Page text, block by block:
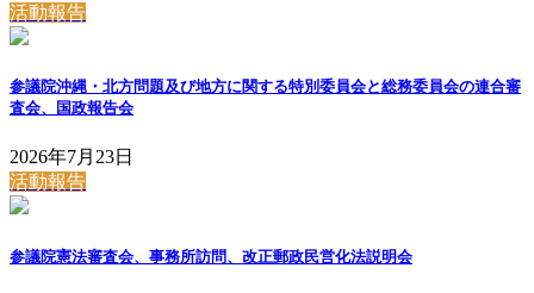
活動報告
参議院沖縄・北方問題及び地方に関する特別委員会と総務委員会の連合審
査会、国政報告会
2026年7月23日
活動報告
参議院憲法審査会、事務所訪問、改正郵政民営化法説明会